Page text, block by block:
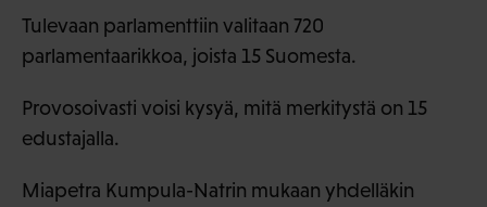
Tulevaan parlamenttiin valitaan 720
parlamentaarikkoa, joista 15 Suomesta.
Provosoivasti voisi kysyä, mitä merkitystä on 15
edustajalla.
Miapetra Kumpula-Natrin mukaan yhdelläkin